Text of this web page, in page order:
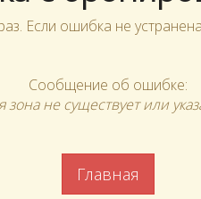
Если ошибка не
Сообщение об ошибке:
зона не существует или
Главная